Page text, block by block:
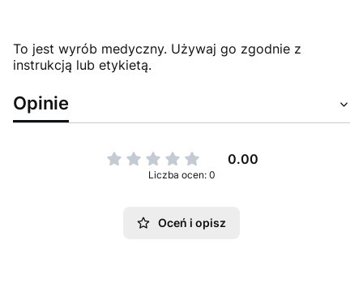
To jest wyrób medyczny. Używaj go zgodnie z
instrukcją lub etykietą.
Opinie
0.00
Liczba ocen: 0
Oceń i opisz